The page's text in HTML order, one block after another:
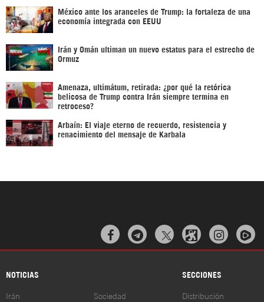
México ante los aranceles de Trump: la fortaleza de una
economía integrada con EEUU
Irán y Omán ultiman un nuevo estatus para el estrecho de
Ormuz
Amenaza, ultimátum, retirada: ¿por qué la retórica
belicosa de Trump contra Irán siempre termina en
retroceso?
Arbaín: El viaje eterno de recuerdo, resistencia y
renacimiento del mensaje de Karbala
  
NOTICIAS SECCIONES
Irán Sociedad Distribución